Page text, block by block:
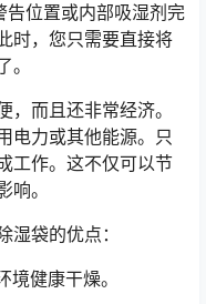
位置或内部吸湿剂完
时，您只需要直接将
而且还非常经济。
电力或其他能源。只
工作。这不仅可以节
。
袋的优点：
健康干燥。